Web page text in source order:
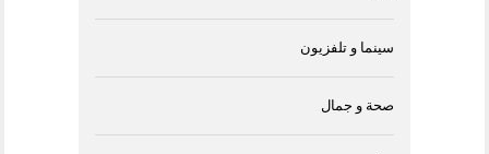
سينما و تلفزيون
صحة و جمال